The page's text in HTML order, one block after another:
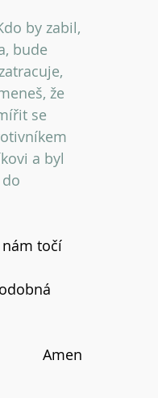
by zabil,
bude
že
se
a byl
nám točí
Amen